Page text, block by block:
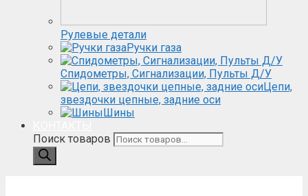
Рулевые детали
Ручки газа
Спидометры, Сигнализации, Пульты Д/У
Цепи,
звездочки цепные, задние оси
Шины
Поиск товаров